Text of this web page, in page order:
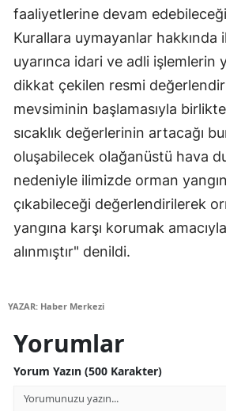
faaliyetlerine devam edebileceği
Kurallara uymayanlar hakkında
uyarınca idari ve adli işlemlerin
dikkat çekilen resmi
mevsiminin başlamasıyla
sıcaklık değerlerinin artacağı
oluşabilecek olağanüstü hava
nedeniyle ilimizde orman
çıkabileceği değerlendirilerek
yangına karşı korumak
alınmıştır" denildi.
YAZAR: Haber Merkezi
Yorumlar
Yorum Yazın (500 Karakter)